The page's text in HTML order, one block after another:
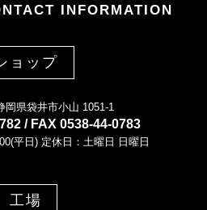
INFORMATION
ョップ
岡県袋井市小山 1051-1
/ FAX 0538-44-0783
平日) 定休日：土曜日 日曜日
工場